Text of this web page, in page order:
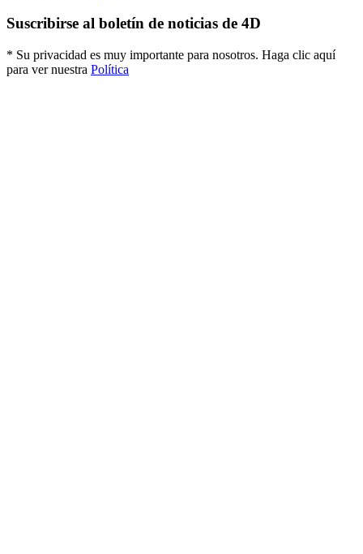
Suscribirse al boletín de noticias de 4D
* Su privacidad es muy importante para nosotros. Haga clic aquí
para ver nuestra Política